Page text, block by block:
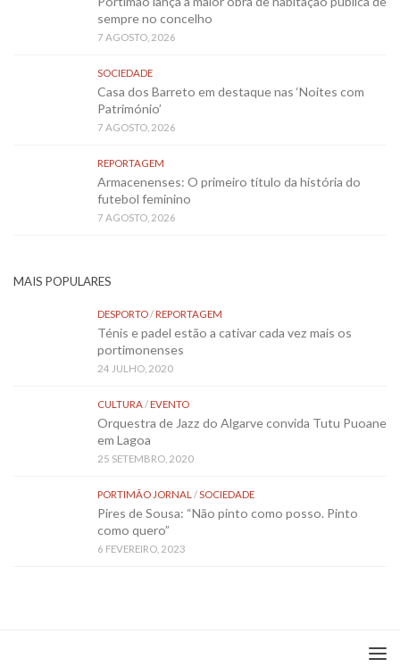
sempre no concelho
7 AGOSTO, 2026
SOCIEDADE
Casa dos Barreto em destaque nas ‘Noites com
Património’
7 AGOSTO, 2026
REPORTAGEM
Armacenenses: O primeiro título da história do
futebol feminino
7 AGOSTO, 2026
MAIS POPULARES
DESPORTO/REPORTAGEM
Ténis e padel estão a cativar cada vez mais os
portimonenses
24 JULHO, 2020
CULTURA/EVENTO
Orquestra de Jazz do Algarve convida Tutu Puoane
em Lagoa
25 SETEMBRO, 2020
PORTIMÃO JORNAL /SOCIEDADE
Pires de Sousa: “Não pinto como posso. Pinto
como quero”
6 FEVEREIRO, 2023